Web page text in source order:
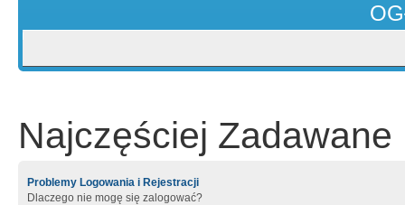
Najczęściej Zadawane
Problemy Logowania i Rejestracji
Dlaczego nie mogę się zalogować?